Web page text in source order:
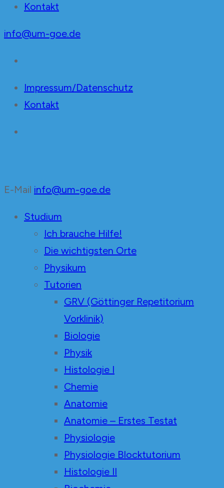
Kontakt
info@um-goe.de
Impressum/Datenschutz
Kontakt
E-Mail info@um-goe.de
Studium
Ich brauche Hilfe!
Die wichtigsten Orte
Physikum
Tutorien
GRV (Göttinger Repetitorium
Vorklinik)
Biologie
Physik
Histologie I
Chemie
Anatomie
Anatomie – Erstes Testat
Physiologie
Physiologie Blocktutorium
Histologie II